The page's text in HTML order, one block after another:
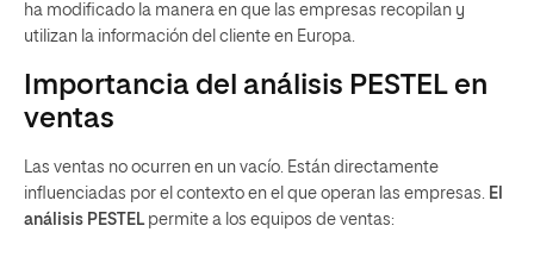
ha modificado la manera en que las empresas recopilan y
utilizan la información del cliente en Europa.
Importancia del análisis PESTEL en
ventas
Las ventas no ocurren en un vacío. Están directamente
influenciadas por el contexto en el que operan las empresas.
El
análisis PESTEL permite a los equipos de ventas: